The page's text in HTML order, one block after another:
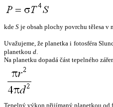
kde S je obsah plochy povrchu tělesa v
Uvažujeme, že planetka i fotosféra
planetkou d.
Na planetku dopadá část tepelného
Tepelný výkon přijímaný planetkou od